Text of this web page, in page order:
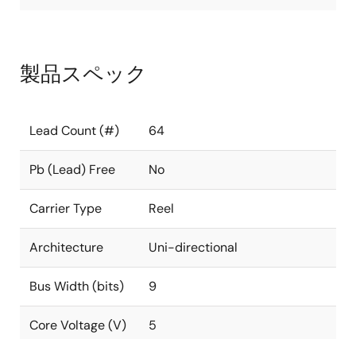
製品スペック
Lead Count (#) 64
Pb (Lead) Free No
Carrier Type Reel
Architecture Uni-directional
Bus Width (bits) 9
Core Voltage (V) 5